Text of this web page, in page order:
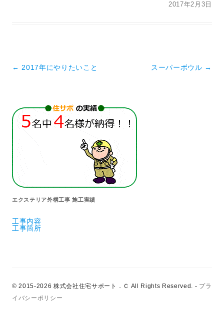
2017年2月3日
投稿ナビゲーション
← 2017年にやりたいこと スーパーボウル →
エクステリア外構工事 施工実績
工事内容
工事箇所
© 2015-2026 株式会社住宅サポート．Ｃ All Rights Reserved. - プラ
イバシーポリシー